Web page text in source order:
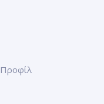
Προφίλ